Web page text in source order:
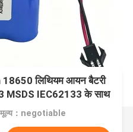
लिथियम आयन बैटरी
MSDS IEC62133 के साथ
मूल्य：negotiable